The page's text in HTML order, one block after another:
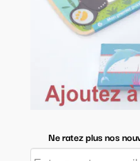
Ne ratez plus nos